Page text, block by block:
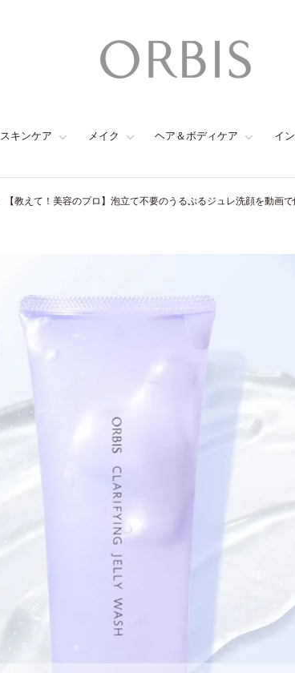
スキンケア メイク ヘア＆ボディケア イ
【教えて！美容のプロ】泡立て不要のうるぷるジュレ洗顔を動画で